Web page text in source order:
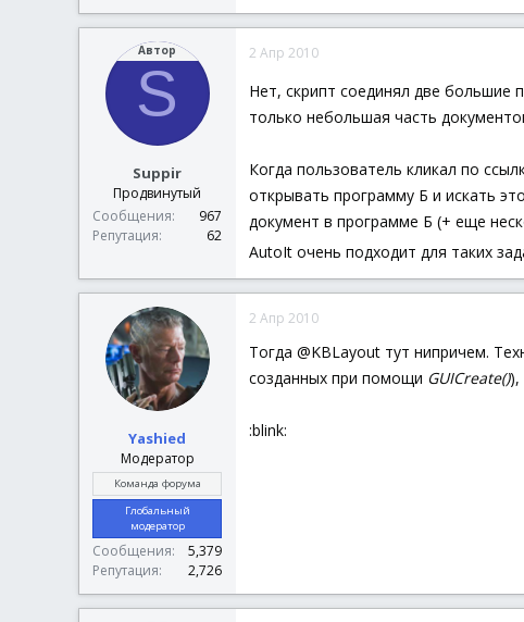
Автор
S
Suppir
Продвинутый
Сообщения
967
Репутация
62
2 Апр 2010
Нет, скрипт соединял две большие
только небольшая часть
Когда пользователь кликал по
открывать программу Б и искать
документ в программе Б (+ еще
AutoIt очень подходит для таких
Yashied
Модератор
Команда форума
Глобальный
модератор
Сообщения
5,379
Репутация
2,726
2 Апр 2010
Тогда @KBLayout тут нипричем.
созданных при помощи GUICreate()),
:blink: